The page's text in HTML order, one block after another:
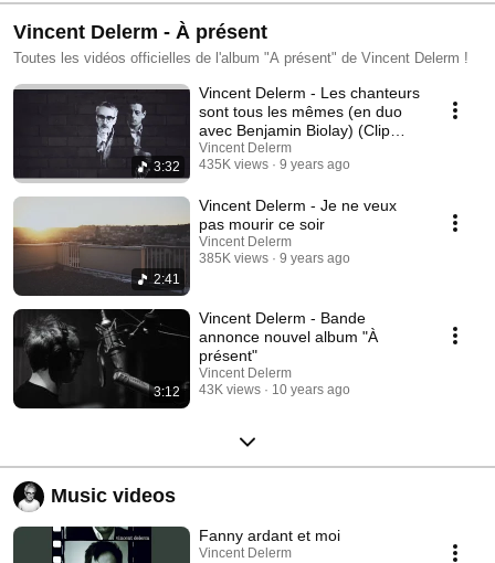
Vincent Delerm - À présent
Toutes les vidéos officielles de l'album "A présent" de Vincent Delerm !
3:32
Vincent Delerm - Les chanteurs
sont tous les mêmes (en duo
avec Benjamin Biolay) (Clip
Officiel)
Vincent Delerm
435K views
9 years ago
2:41
Vincent Delerm - Je ne veux
pas mourir ce soir
Vincent Delerm
385K views
9 years ago
3:12
Vincent Delerm - Bande
annonce nouvel album "À
présent"
Vincent Delerm
43K views
10 years ago
Music videos
Fanny ardant et moi
Vincent Delerm